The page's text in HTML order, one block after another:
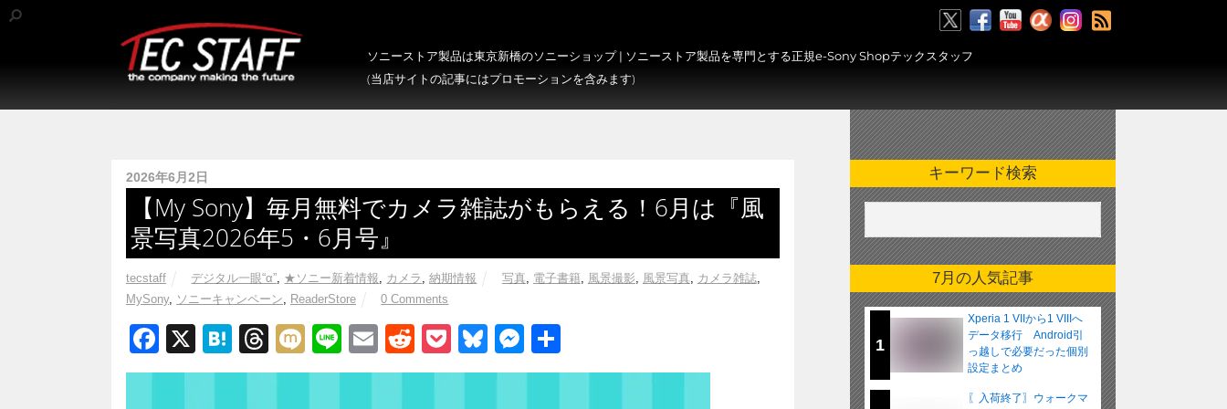
ソニーストア製品は東京新橋のソニーショップ | ソニーストア製品を専門とする正規e-Sony Shopテックスタッフ
(当店サイトの記事にはプロモーションを含みます)
2026年6月2日
【My Sony】毎月無料でカメラ雑誌がもらえる！6月は『風
景写真2026年5・6月号』
tecstaff デジタル一眼“α”, ★ソニー新着情報, カメラ ,納期情報 写真, 電子書籍, 風景撮影, 風景写真, カメラ雑誌,
MySony, ソニーキャンペーン, ReaderStore 0 Comments
F
a
X
H
at
T
hr
M
ixi
Li
n
E
m
R
e
P
o
Bl
u
M
e
有
キーワード検索
7月の人気記事
1
Xperia 1 VIIから1 VIIIへ
データ移行 Android引
っ越しで必要だった個別
設定まとめ
〖入荷終了〗ウォークマ